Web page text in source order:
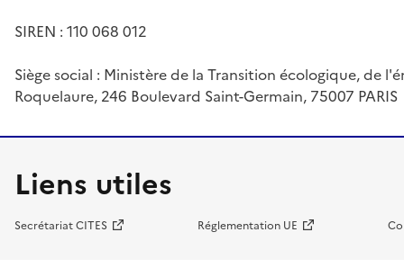
SIREN : 110 068 012
Siège social : Ministère de la Transition écologique, de
Roquelaure, 246 Boulevard Saint-Germain, 75007 PARIS
Liens utiles
Secrétariat CITES Réglementation UE